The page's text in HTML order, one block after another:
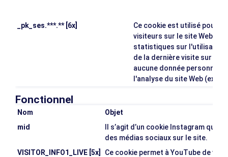
_pk_ses.***.** [6x]
Ce cookie est utilisé pour
visiteurs sur le site Web. Il
statistiques sur l'utilisation
de la dernière visite sur le
aucune donnée
l'analyse du site Web
Fonctionnel
Nom
Objet
mid
Il s’agit d’un cookie Instagram qui
des médias sociaux sur le site.
VISITOR_INFO1_LIVE [5x]
Ce cookie permet à YouTube de